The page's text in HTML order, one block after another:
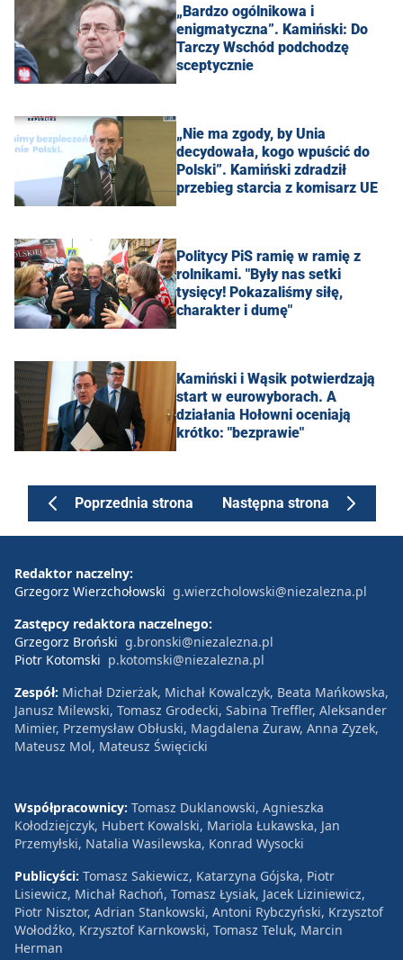
„Bardzo ogólnikowa i
enigmatyczna”. Kamiński: Do
Tarczy Wschód podchodzę
sceptycznie
„Nie ma zgody, by Unia
decydowała, kogo wpuścić do
Polski”. Kamiński zdradził
przebieg starcia z komisarz UE
Politycy PiS ramię w ramię z
rolnikami. "Były nas setki
tysięcy! Pokazaliśmy siłę,
charakter i dumę"
Kamiński i Wąsik potwierdzają
start w eurowyborach. A
działania Hołowni oceniają
krótko: "bezprawie"
Poprzednia strona Następna strona
Redaktor naczelny:
Grzegorz Wierzchołowski g.wierzcholowski@niezalezna.pl
Zastępcy redaktora naczelnego:
Grzegorz Broński g.bronski@niezalezna.pl
Piotr Kotomski p.kotomski@niezalezna.pl
Zespół: Michał Dzierżak, Michał Kowalczyk, Beata Mańkowska,
Janusz Milewski, Tomasz Grodecki, Sabina Treffler, Aleksander
Mimier, Przemysław Obłuski, Magdalena Żuraw, Anna Zyzek,
Mateusz Mol, Mateusz Święcicki
Współpracownicy: Tomasz Duklanowski, Agnieszka
Kołodziejczyk, Hubert Kowalski, Mariola Łukawska, Jan
Przemyłski, Natalia Wasilewska, Konrad Wysocki
Publicyści: Tomasz Sakiewicz, Katarzyna Gójska, Piotr
Lisiewicz, Michał Rachoń, Tomasz Łysiak, Jacek Liziniewicz,
Piotr Nisztor, Adrian Stankowski, Antoni Rybczyński, Krzysztof
Wołodźko, Krzysztof Karnkowski, Tomasz Teluk, Marcin
Herman